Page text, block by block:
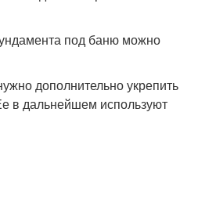
под баню можно
дополнительно укрепить
в дальнейшем используют